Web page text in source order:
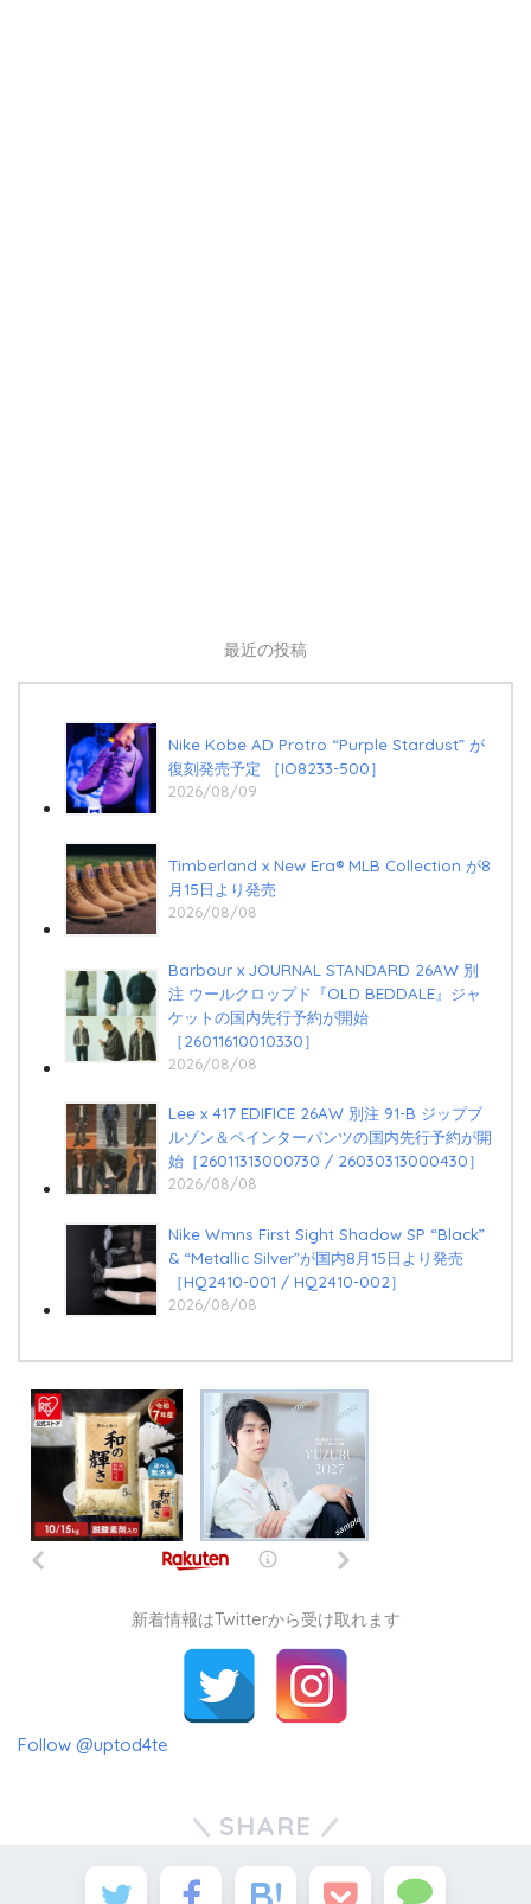
最近の投稿
Nike Kobe AD Protro “Purple Stardust” が
復刻発売予定 ［IO8233-500］
2026/08/09
Timberland x New Era®︎ MLB Collection が8
月15日より発売
2026/08/08
Barbour x JOURNAL STANDARD 26AW 別
注 ウールクロップド『OLD BEDDALE』ジャ
ケットの国内先行予約が開始
［26011610010330］
2026/08/08
Lee x 417 EDIFICE 26AW 別注 91-B ジップブ
ルゾン＆ペインターパンツの国内先行予約が開
始［26011313000730 / 26030313000430］
2026/08/08
Nike Wmns First Sight Shadow SP “Black”
& “Metallic Silver”が国内8月15日より発売
［HQ2410-001 / HQ2410-002］
2026/08/08
新着情報はTwitterから受け取れます
Follow @uptod4te
SHARE